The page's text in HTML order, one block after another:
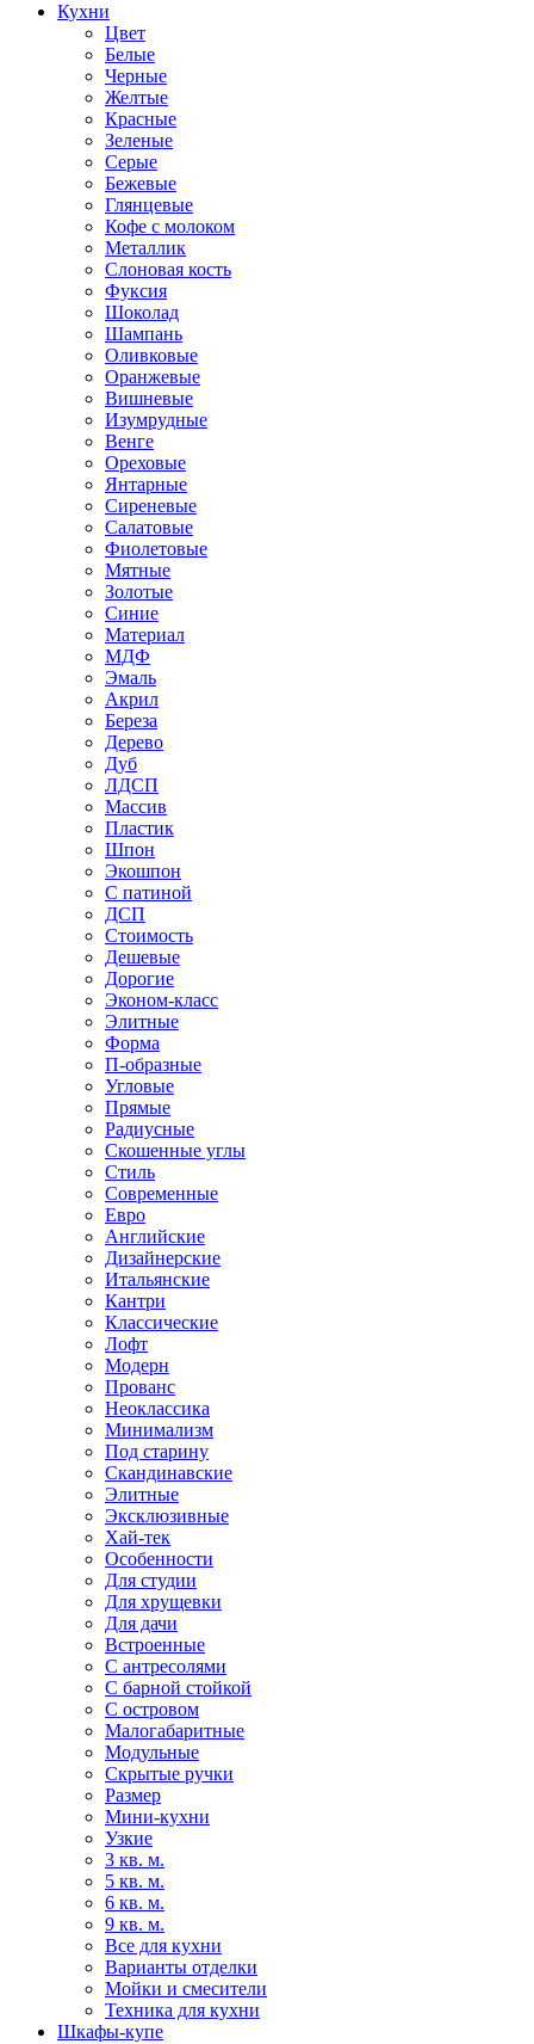
Кухни
Цвет
Белые
Черные
Желтые
Красные
Зеленые
Серые
Бежевые
Глянцевые
Кофе с молоком
Металлик
Слоновая кость
Фуксия
Шоколад
Шампань
Оливковые
Оранжевые
Вишневые
Изумрудные
Венге
Ореховые
Янтарные
Сиреневые
Салатовые
Фиолетовые
Мятные
Золотые
Синие
Материал
МДФ
Эмаль
Акрил
Береза
Дерево
Дуб
ЛДСП
Массив
Пластик
Шпон
Экошпон
С патиной
ДСП
Стоимость
Дешевые
Дорогие
Эконом-класс
Элитные
Форма
П-образные
Угловые
Прямые
Радиусные
Скошенные углы
Стиль
Современные
Евро
Английские
Дизайнерские
Итальянские
Кантри
Классические
Лофт
Модерн
Прованс
Неоклассика
Минимализм
Под старину
Скандинавские
Элитные
Эксклюзивные
Хай-тек
Особенности
Для студии
Для хрущевки
Для дачи
Встроенные
С антресолями
С барной стойкой
С островом
Малогабаритные
Модульные
Скрытые ручки
Размер
Мини-кухни
Узкие
3 кв. м.
5 кв. м.
6 кв. м.
9 кв. м.
Все для кухни
Варианты отделки
Мойки и смесители
Техника для кухни
Шкафы-купе